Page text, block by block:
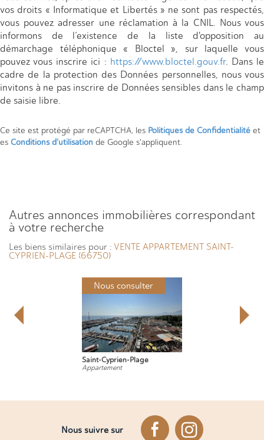
vos droits « Informatique et Libertés » ne sont pas respectés,
vous pouvez adresser une réclamation à la CNIL. Nous vous
informons de l’existence de la liste d'opposition au
démarchage téléphonique « Bloctel », sur laquelle vous
pouvez vous inscrire ici : https://www.bloctel.gouv.fr. Dans le
cadre de la protection des Données personnelles, nous vous
invitons à ne pas inscrire de Données sensibles dans le champ
de saisie libre.
Ce site est protégé par reCAPTCHA, les Politiques de Confidentialité et
es Conditions d'utilisation de Google s'appliquent.
autres annonces immobilières correspondant
à votre recherche
Les biens similaires pour : VENTE APPARTEMENT SAINT-
CYPRIEN-PLAGE (66750)
Nous suivre sur